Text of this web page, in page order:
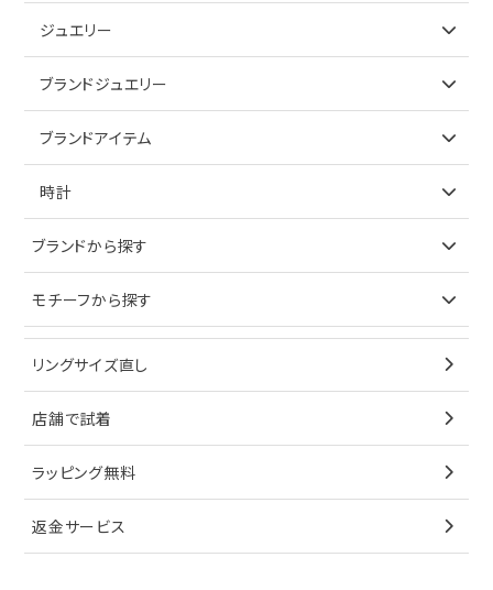
ジュエリー
アイテムで探す
ブレスレット
ペンダントトップ
ブローチ
その他
ノーブランドジュエリーをすべて見る
ブランドジュエリー
アイテムで探す
イヤリング
ブレスレット
ペンダントトップ
ブローチ
その他
ブランドアイテム
アイテムで探す
キーケース
サングラス
シューズ
香水
時計
ブランドで探す
オメガ
シャネル
タグホイヤー
カルティエ
セイコー
ブランドから探す
ティファニー
ブルガリ
カルティエ
ウノアエレ
4℃
モチーフから探す
星
リボン
花
リングサイズ直し
店舗で試着
ラッピング無料
返金サービス